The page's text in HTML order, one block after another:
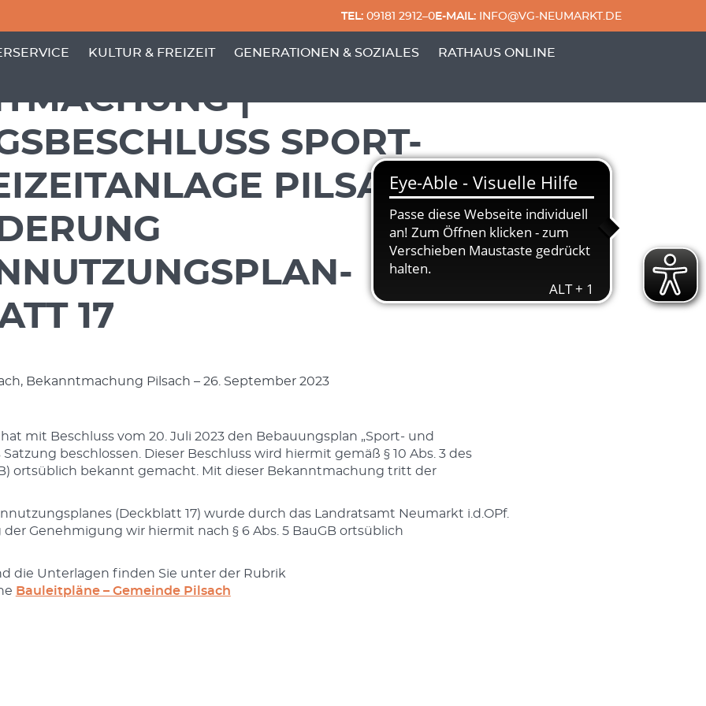
TEL:09181 2912–0E-MAIL:INFO@VG-NEUMARKT.DE
KULTUR & FREIZEIT GENERATIONEN & SOZIALES RATHAUS ONLINE
|
SPORT-
PILSACH
17
Bekanntmachung Pilsach – 26. September 2023
mit Beschluss vom 20. Juli 2023 den Bebauungsplan „Sport- und
Satzung beschlossen. Dieser Beschluss wird hiermit gemäß § 10 Abs. 3 des
ortsüblich bekannt gemacht. Mit dieser Bekanntmachung tritt der
(Deckblatt 17) wurde durch das Landratsamt Neumarkt i.d.OPf.
Genehmigung wir hiermit nach § 6 Abs. 5 BauGB ortsüblich
die Unterlagen finden Sie unter der Rubrik
Bauleitpläne – Gemeinde Pilsach